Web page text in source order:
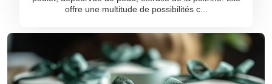
offre une multitude de possibilités c...